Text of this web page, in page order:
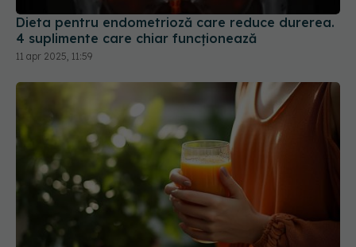
Dieta pentru endometrioză care reduce durerea.
4 suplimente care chiar funcționează
11 apr 2025, 11:59